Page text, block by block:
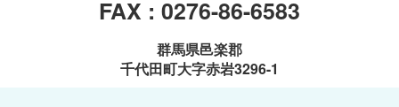
FAX : 0276-86-6583
群馬県邑楽郡
千代田町大字赤岩3296-1